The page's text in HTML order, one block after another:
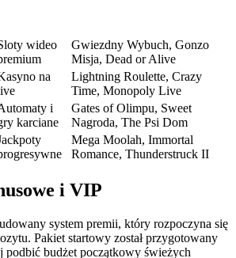
wideo
Gwiezdny Wybuch, Gonzo
Misja, Dead or Alive
na
Lightning Roulette, Crazy
Time, Monopoly Live
i
karciane
Gates of Olimpu, Sweet
Nagroda, The Psi Dom
Mega Moolah, Immortal
Romance, Thunderstruck II
i VIP
system premii, który rozpoczyna się
Pakiet startowy został przygotowany
podbić budżet początkowy świeżych